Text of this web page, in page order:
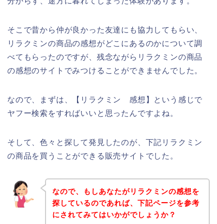
そこで昔から仲が良かった友達にも協力してもらい、
リラクミンの商品の感想がどこにあるのかについて調
べてもらったのですが、残念ながらリラクミンの商品
の感想のサイトでみつけることができませんでした。
なので、まずは、【リラクミン 感想】という感じで
ヤフー検索をすればいいと思ったんですよね。
そして、色々と探して発見したのが、下記リラクミン
の商品を買うことができる販売サイトでした。
なので、もしあなたがリラクミンの感想を
探しているのであれば、下記ページを参考
にされてみてはいかがでしょうか？